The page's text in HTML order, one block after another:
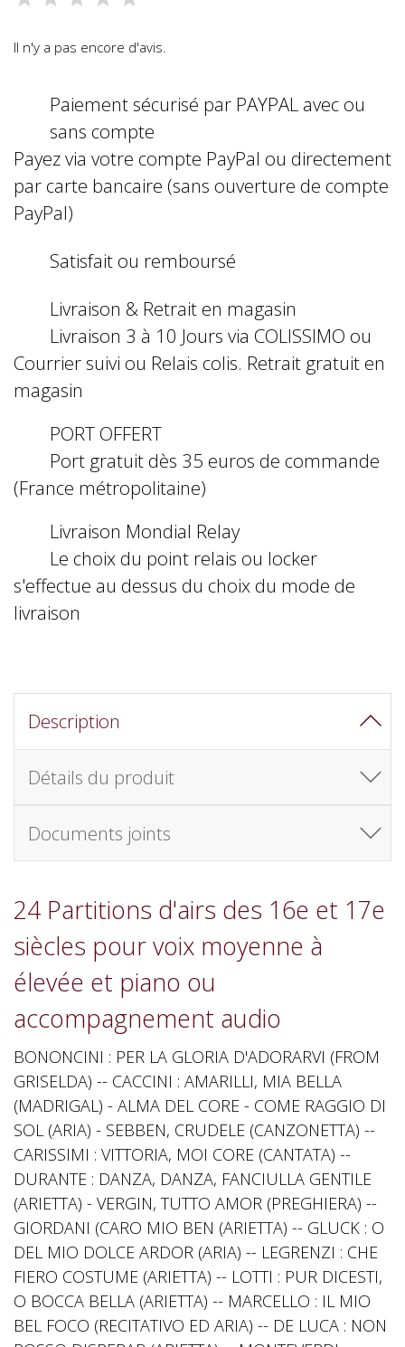
Il n'y a pas encore d'avis.
Paiement sécurisé par PAYPAL avec ou
sans compte
Payez via votre compte PayPal ou directement
par carte bancaire (sans ouverture de compte
PayPal)
Satisfait ou remboursé
Livraison & Retrait en magasin
Livraison 3 à 10 Jours via COLISSIMO ou
Courrier suivi ou Relais colis. Retrait gratuit en
magasin
PORT OFFERT
Port gratuit dès 35 euros de commande
(France métropolitaine)
Livraison Mondial Relay
Le choix du point relais ou locker
s'effectue au dessus du choix du mode de
livraison
Description
Détails du produit
Documents joints
24 Partitions d'airs des 16e et 17e
siècles pour voix moyenne à
élevée et piano ou
accompagnement audio
BONONCINI : PER LA GLORIA D'ADORARVI (FROM
GRISELDA) -- CACCINI : AMARILLI, MIA BELLA
(MADRIGAL) - ALMA DEL CORE - COME RAGGIO DI
SOL (ARIA) - SEBBEN, CRUDELE (CANZONETTA) --
CARISSIMI : VITTORIA, MOI CORE (CANTATA) --
DURANTE : DANZA, DANZA, FANCIULLA GENTILE
(ARIETTA) - VERGIN, TUTTO AMOR (PREGHIERA) --
GIORDANI (CARO MIO BEN (ARIETTA) -- GLUCK : O
DEL MIO DOLCE ARDOR (ARIA) -- LEGRENZI : CHE
FIERO COSTUME (ARIETTA) -- LOTTI : PUR DICESTI,
O BOCCA BELLA (ARIETTA) -- MARCELLO : IL MIO
BEL FOCO (RECITATIVO ED ARIA) -- DE LUCA : NON